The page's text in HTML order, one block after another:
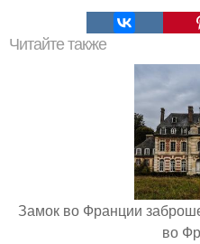
Читайте также
Замок во Франции
во